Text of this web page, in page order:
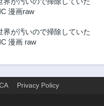
漫画raw
が汚いので掃除していた
漫画 raw
Privacy Policy